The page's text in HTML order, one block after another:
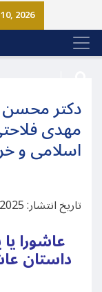
2026
دکتر محسن
مهدی
اسلامی و
تاریخ انتشار: August 17, 2025
عاشورا
داستان